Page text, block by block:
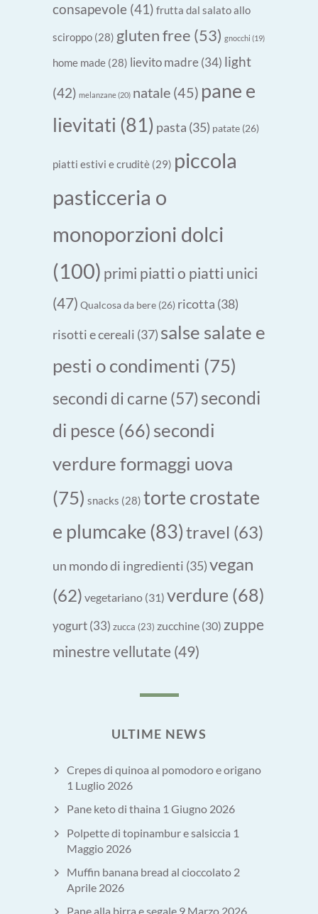
consapevole (41) frutta dal salato allo
sciroppo (28) gluten free (53) gnocchi (19)
home made (28) lievito madre(34) light
(42) melanzane(20) natale (45) pane e
lievitati (81) pasta (35) patate (26)
piatti estivi e cruditè (29) piccola
pasticceria o
monoporzioni dolci
(100) primi piatti o piatti unici
(47) Qualcosa da bere (26) ricotta (38)
risotti e cereali (37) salse salate e
pesti o condimenti (75)
secondi di carne (57)secondi
di pesce (66) secondi
verdure formaggi uova
(75) snacks (28) torte crostate
e plumcake (83)travel (63)
un mondo di ingredienti (35)vegan
(62) vegetariano (31) verdure (68)
yogurt(33) zucca (23) zucchine (30) zuppe
minestre vellutate (49)
ULTIME NEWS
Crepes di quinoa al pomodoro e origano
1 Luglio 2026
Pane keto di thaina 1 Giugno 2026
Polpette di topinambur e salsiccia 1
Maggio 2026
Muffin banana bread al cioccolato 2
Aprile 2026
Pane alla birra e segale 9 Marzo 2026